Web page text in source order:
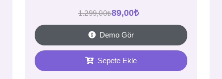
1.299,00₺89,00₺
Demo Gör
Sepete Ekle